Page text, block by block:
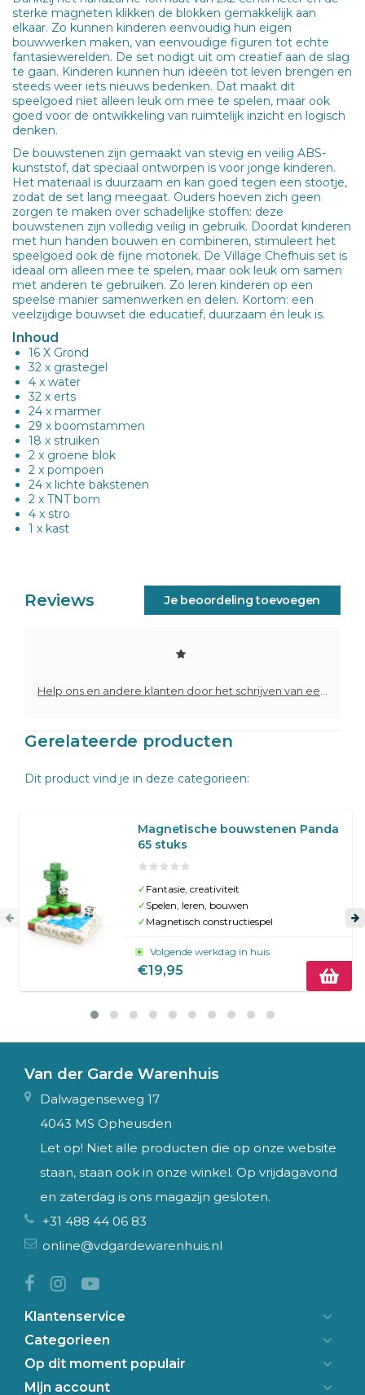
sterke magneten klikken de blokken gemakkelijk aan
elkaar. Zo kunnen kinderen eenvoudig hun eigen
bouwwerken maken, van eenvoudige figuren tot echte
fantasiewerelden. De set nodigt uit om creatief aan de slag
te gaan. Kinderen kunnen hun ideeën tot leven brengen en
steeds weer iets nieuws bedenken. Dat maakt dit
speelgoed niet alleen leuk om mee te spelen, maar ook
goed voor de ontwikkeling van ruimtelijk inzicht en logisch
denken.
De bouwstenen zijn gemaakt van stevig en veilig ABS-
kunststof, dat speciaal ontworpen is voor jonge kinderen.
Het materiaal is duurzaam en kan goed tegen een stootje,
zodat de set lang meegaat. Ouders hoeven zich geen
zorgen te maken over schadelijke stoffen: deze
bouwstenen zijn volledig veilig in gebruik. Doordat kinderen
met hun handen bouwen en combineren, stimuleert het
speelgoed ook de fijne motoriek. De Village Chefhuis set is
ideaal om alleen mee te spelen, maar ook leuk om samen
met anderen te gebruiken. Zo leren kinderen op een
speelse manier samenwerken en delen. Kortom: een
veelzijdige bouwset die educatief, duurzaam én leuk is.
Inhoud
16 X Grond
32 x grastegel
4 x water
32 x erts
24 x marmer
29 x boomstammen
18 x struiken
2 x groene blok
2 x pompoen
24 x lichte bakstenen
2 x TNT bom
4 x stro
1 x kast
Reviews Je beoordeling toevoegen
Gerelateerde producten
Dit product vind je in deze categorieen:
Magnetische bouwstenen Panda
65 stuks
✓ Fantasie, creativiteit
✓ Spelen, leren, bouwen
✓ Magnetisch constructiespel
Volgende werkdag in huis
€19,95
Van der Garde Warenhuis
Dalwagenseweg 17
4043 MS Opheusden
Let op! Niet alle producten die op onze website
staan, staan ook in onze winkel. Op vrijdagavond
en zaterdag is ons magazijn gesloten.
+31 488 44 06 83
online@vdgardewarenhuis.nl
Klantenservice
Categorieen
Op dit moment populair
Mijn account